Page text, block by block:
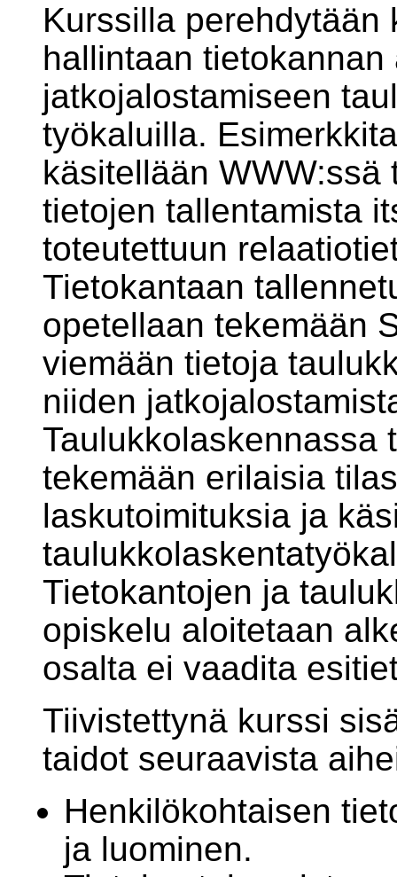
Kurssilla perehdytään
hallintaan
jatkojalostamiseen
työkaluilla.
käsitellään WWW:ssä
tietojen tallentamista
toteutettuun
Tietokantaan
opetellaan tekemään
viemään tietoja
niiden
Taulukkolaskennassa
tekemään erilaisia
laskutoimituksia ja
Tietokantojen ja
opiskelu aloitetaan
osalta ei vaadita
Tiivistettynä kurssi
taidot seuraavista
Henkilökohtaisen
ja luominen.